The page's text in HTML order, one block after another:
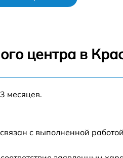
центра в
месяцев.
с выполненной